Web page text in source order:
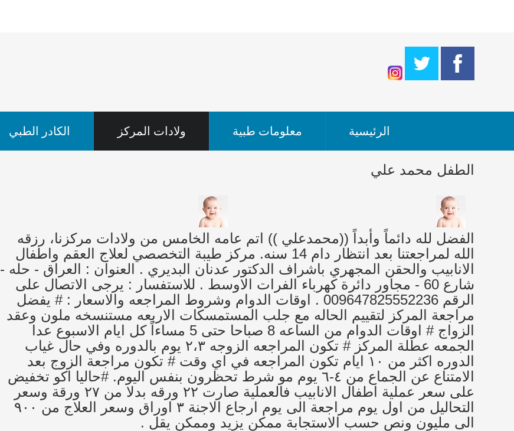
الكادر الطبي ولادات المركز معلومات طبية الرئيسية
الطفل محمد علي
الفضل لله دائماً وأبداً ((محمدعلي )) اتم عامه الخامس من ولادات مركزنا، رزقه
الله لمراجعتنا بعد انتظار دام 14 سنه. مركز طيبة التخصصي لعلاج العقم واطفال
الانابيب والحقن المجهري باشراف الدكتور عدنان البديري . العنوان : العراق - حله -
شارع 60 - مجاور دائرة كهرباء الفرات الاوسط . للاستفسار : يرجى الاتصال على
الرقم 009647825552236 . اوقات الدوام وشروط المراجعه والاسعار : # يفضل
مراجعة المركز لتقييم الحاله مع جلب المستمسكات الاربعه مستنسخه ملون وعقد
الزواج # اوقات الدوام من الساعه 8 صباحا حتى 5 مساءاً كل ايام الاسبوع عدا
الجمعه عطلة المركز # تكون المراجعه الزوجه ٢،٣ يوم بالدوره وفي حال غياب
الدوره اكثر من ١٠ ايام تكون المراجعه في اي وقت # تكون مراجعة الزوج بعد
الامتناع عن الجماع من ٤-٦ يوم مو شرط تحظرون بنفس اليوم. #حاليا اكو تخفيض
على سعر عملية اطفال الانابيب فالعملية صارت ٢٢ ورقه بدلا من ٢٧ ورقة وسعر
التحاليل من اول يوم مراجعة الى يوم ارجاع الاجنة ٣ اوراق وسعر العلاج من ٩٠٠
الى مليون ونص حسب الاستجابة ممكن يزيد وممكن يقل .